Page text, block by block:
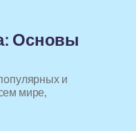
Основы
и
мире,